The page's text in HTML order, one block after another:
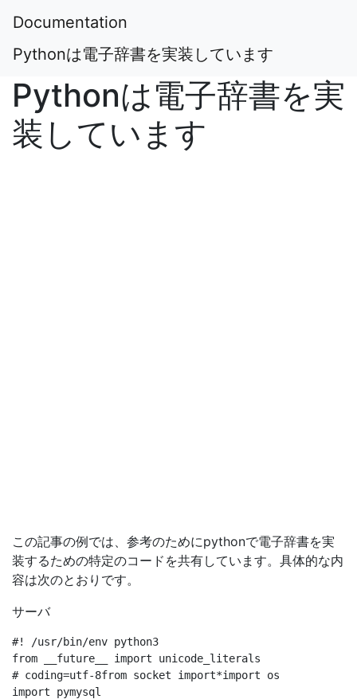
Documentation
Pythonは電子辞書を実装しています
Pythonは電子辞書を実
装しています
この記事の例では、参考のためにpythonで電子辞書を実
装するための特定のコードを共有しています。具体的な内
容は次のとおりです。
サーバ
#! /usr/bin/env python3
from __future__ import unicode_literals
# coding=utf-8from socket import*import os
import pymysql